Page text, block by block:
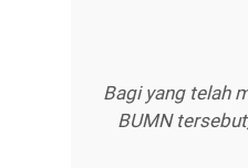
Bagi yang telah
BUMN